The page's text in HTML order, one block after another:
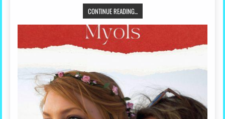
CONTINUE READING...